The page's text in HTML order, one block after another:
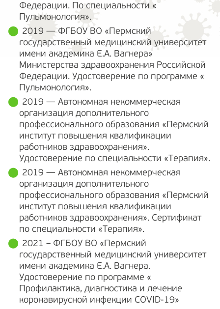
Федерации. По специальности «
Пульмонология».
2019 — ФГБОУ ВО «Пермский
государственный медицинский университет
имени академика Е.А. Вагнера»
Министерства здравоохранения Российской
Федерации. Удостоверение по программе «
Пульмонология».
2019 — Автономная некоммерческая
организация дополнительного
профессионального образования «Пермский
институт повышения квалификации
работников здравоохранения».
Удостоверение по специальности «Терапия».
2019 — Автономная некоммерческая
организация дополнительного
профессионального образования «Пермский
институт повышения квалификации
работников здравоохранения». Сертификат
по специальности «Терапия».
2021 – ФГБОУ ВО «Пермский
государственный медицинский университет
имени академика Е.А. Вагнера.
Удостоверение по программе «
Профилактика, диагностика и лечение
коронавирусной инфекции COVID-19»